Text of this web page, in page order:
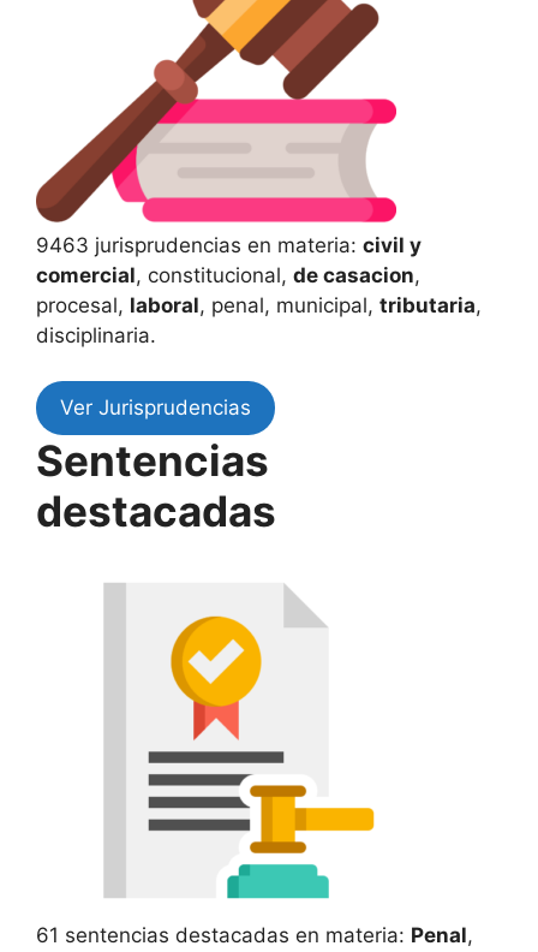
9463 jurisprudencias en materia: civil y
comercial, constitucional, de casacion,
procesal, laboral, penal, municipal, tributaria,
disciplinaria.
Ver Jurisprudencias
Sentencias
destacadas
61 sentencias destacadas en materia: Penal,